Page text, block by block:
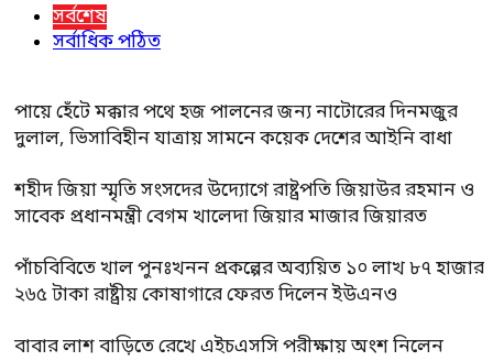
সর্বশেষ
সর্বাধিক পঠিত
পায়ে হেঁটে মক্কার পথে হজ পালনের জন্য নাটোরের দিনমজুর
দুলাল, ভিসাবিহীন যাত্রায় সামনে কয়েক দেশের আইনি বাধা
শহীদ জিয়া স্মৃতি সংসদের উদ্যোগে রাষ্ট্রপতি জিয়াউর রহমান ও
সাবেক প্রধানমন্ত্রী বেগম খালেদা জিয়ার মাজার জিয়ারত
পাঁচবিবিতে খাল পুনঃখনন প্রকল্পের অব্যয়িত ১০ লাখ ৮৭ হাজার
২৬৫ টাকা রাষ্ট্রীয় কোষাগারে ফেরত দিলেন ইউএনও
বাবার লাশ বাড়িতে রেখে এইচএসসি পরীক্ষায় অংশ নিলেন